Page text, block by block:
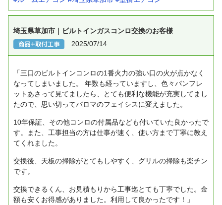
埼玉県草加市｜ビルトインガスコンロ交換のお客様
2025/07/14
「三口のビルトインコンロの1番火力の強い口の火が点かなく
なってしまいました。
年数も経っていますし、色々パンフレ
ットあさって見てましたら、とても便利な機能が充実してまし
たので、思い切ってパロマのフェイシスに変えました。
10年保証、その他コンロの付属品なども付いていた良かったで
す。また、工事担当の方は仕事が速く、使い方まで丁寧に教え
てくれました。
交換後、天板の掃除がとてもしやすく、グリルの掃除も楽チン
です。
交換できるくん、お見積もりから工事迄とても丁寧でした。金
額も安くお得感がありました。利用して良かったです！」